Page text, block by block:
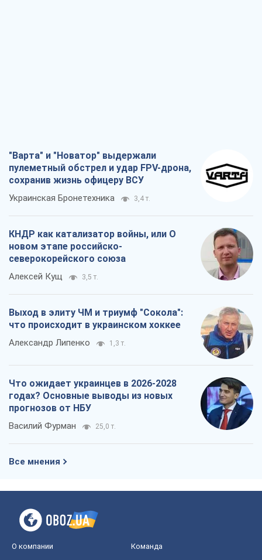
"Варта" и "Новатор" выдержали
пулеметный обстрел и удар FPV-дрона,
сохранив жизнь офицеру ВСУ
Украинская Бронетехника 3,4 т.
КНДР как катализатор войны, или О
новом этапе российско-
северокорейского союза
Алексей Кущ 3,5 т.
Выход в элиту ЧМ и триумф "Сокола":
что происходит в украинском хоккее
Александр Липенко 1,3 т.
Что ожидает украинцев в 2026-2028
годах? Основные выводы из новых
прогнозов от НБУ
Василий Фурман 25,0 т.
Все мнения
О компании Команда